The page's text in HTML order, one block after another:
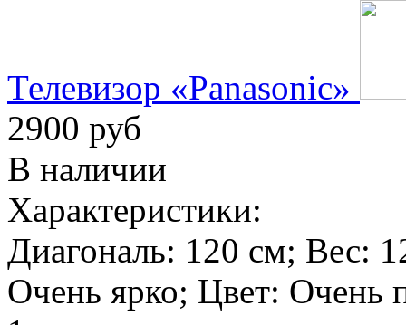
Телевизор «Panasonic»
2900 руб
В наличии
Характеристики:
Диагональ: 120 см; Вес:
Очень ярко; Цвет: Очень